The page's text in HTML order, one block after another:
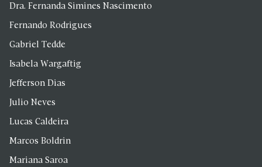
Dra. Fernanda Simines Nascimento
Fernando Rodrigues
Gabriel Tedde
Isabela Wargaftig
Jefferson Dias
Julio Neves
Lucas Caldeira
Marcos Boldrin
Mariana Saroa